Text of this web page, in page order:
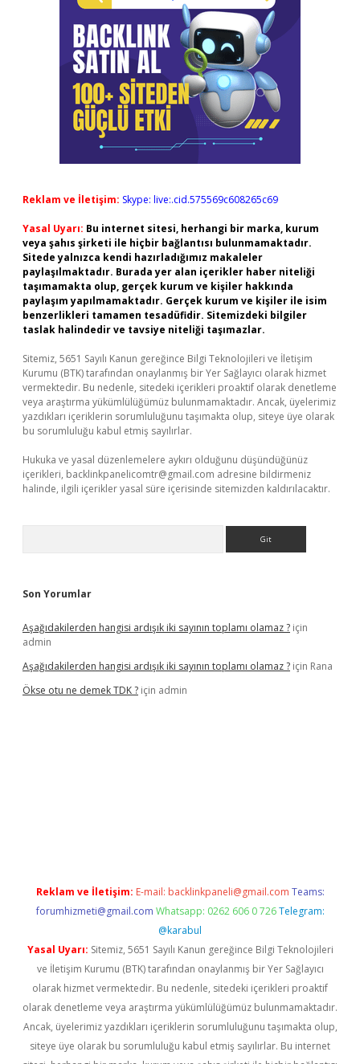
Reklam ve İletişim: Skype: live:.cid.575569c608265c69
Yasal Uyarı: Bu internet sitesi, herhangi bir marka, kurum
veya şahıs şirketi ile hiçbir bağlantısı bulunmamaktadır.
Sitede yalnızca kendi hazırladığımız makaleler
paylaşılmaktadır. Burada yer alan içerikler haber niteliği
taşımamakta olup, gerçek kurum ve kişiler hakkında
paylaşım yapılmamaktadır. Gerçek kurum ve kişiler ile isim
benzerlikleri tamamen tesadüfidir. Sitemizdeki bilgiler
taslak halindedir ve tavsiye niteliği taşımazlar.
Sitemiz, 5651 Sayılı Kanun gereğince Bilgi Teknolojileri ve İletişim
Kurumu (BTK) tarafından onaylanmış bir Yer Sağlayıcı olarak hizmet
vermektedir. Bu nedenle, sitedeki içerikleri proaktif olarak denetleme
veya araştırma yükümlülüğümüz bulunmamaktadır. Ancak, üyelerimiz
yazdıkları içeriklerin sorumluluğunu taşımakta olup, siteye üye olarak
bu sorumluluğu kabul etmiş sayılırlar.
Hukuka ve yasal düzenlemelere aykırı olduğunu düşündüğünüz
içerikleri, backlinkpanelicomtr@gmail.com adresine bildirmeniz
halinde, ilgili içerikler yasal süre içerisinde sitemizden kaldırılacaktır.
Son Yorumlar
Aşağıdakilerden hangisi ardışık iki sayının toplamı olamaz ? için
admin
Aşağıdakilerden hangisi ardışık iki sayının toplamı olamaz ? için Rana
Ökse otu ne demek TDK ? için admin
Reklam ve İletişim: E-mail: backlinkpaneli@gmail.com Teams:
forumhizmeti@gmail.com Whatsapp: 0262 606 0 726 Telegram:
@karabul
Yasal Uyarı: Sitemiz, 5651 Sayılı Kanun gereğince Bilgi Teknolojileri
ve İletişim Kurumu (BTK) tarafından onaylanmış bir Yer Sağlayıcı
olarak hizmet vermektedir. Bu nedenle, sitedeki içerikleri proaktif
olarak denetleme veya araştırma yükümlülüğümüz bulunmamaktadır.
Ancak, üyelerimiz yazdıkları içeriklerin sorumluluğunu taşımakta olup,
siteye üye olarak bu sorumluluğu kabul etmiş sayılırlar. Bu internet